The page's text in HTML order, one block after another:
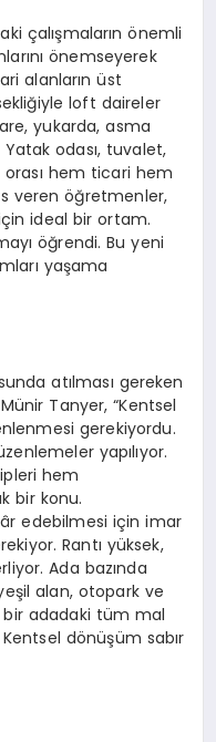
çalışmaların önemli
önemseyerek
alanların üst
loft daireler
yukarda, asma
odası, tuvalet,
orası hem ticari hem
veren öğretmenler,
ideal bir ortam.
öğrendi. Bu yeni
yaşama
atılması gereken
Tanyer, “Kentsel
gerekiyordu.
yapılıyor.
hem
bir konu.
edebilmesi için imar
Rantı yüksek,
Ada bazında
alan, otopark ve
bir adadaki tüm mal
dönüşüm sabır